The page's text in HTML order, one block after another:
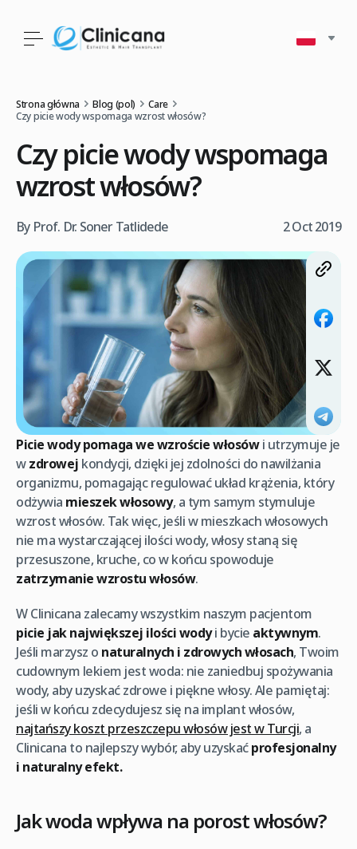
Strona główna Blog (pol)
Care
Czy picie wody wspomaga wzrost włosów?
Czy picie wody wspomaga
wzrost włosów?
By Prof. Dr. Soner Tatlidede 2 Oct 2019
Picie wody pomaga we wzroście włosówi utrzymuje je
wzdrowej kondycji, dzięki jej zdolności do nawilżania
organizmu, pomagając regulować układ krążenia, który
odżywia mieszek włosowy, a tym samym stymuluje
wzrost włosów. Tak więc, jeśli w mieszkach włosowych
nie ma wystarczającej ilości wody, włosy staną się
przesuszone, kruche, co w końcu spowoduje
zatrzymanie wzrostu włosów.
W Clinicana zalecamy wszystkim naszym pacjentom
picie jak największej ilości wodyi bycie aktywnym.
Jeśli marzysz o naturalnych i zdrowych włosach, Twoim
cudownym lekiem jest woda: nie zaniedbuj spożywania
wody, aby uzyskać zdrowe i piękne włosy. Ale pamiętaj:
jeśli w końcu zdecydujesz się na implant włosów,
najtańszy koszt przeszczepu włosów jest w Turcji, a
Clinicana to najlepszy wybór, aby uzyskaćprofesjonalny
i naturalny efekt.
Jak woda wpływa na porost włosów?